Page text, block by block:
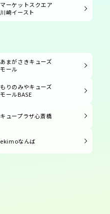
マーケットスクエア
川崎イースト
あまがさきキューズ
モール
もりのみやキューズ
モールBASE
キュープラザ心斎橋
ekimoなんば